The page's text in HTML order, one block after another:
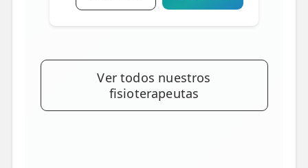
Ver todos nuestros
fisioterapeutas